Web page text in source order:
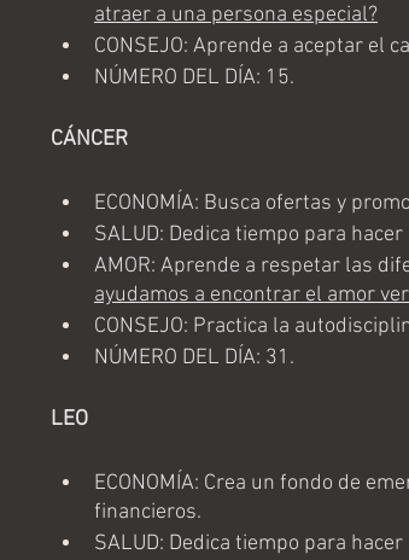
atraer a una persona especial?
CONSEJO: Aprende a aceptar el
NÚMERO DEL DÍA: 15.
CÁNCER
ECONOMÍA: Busca ofertas y
SALUD: Dedica tiempo para
AMOR: Aprende a respetar las
ayudamos a encontrar el amor
CONSEJO: Practica la
NÚMERO DEL DÍA: 31.
LEO
ECONOMÍA: Crea un fondo de
financieros.
SALUD: Dedica tiempo para